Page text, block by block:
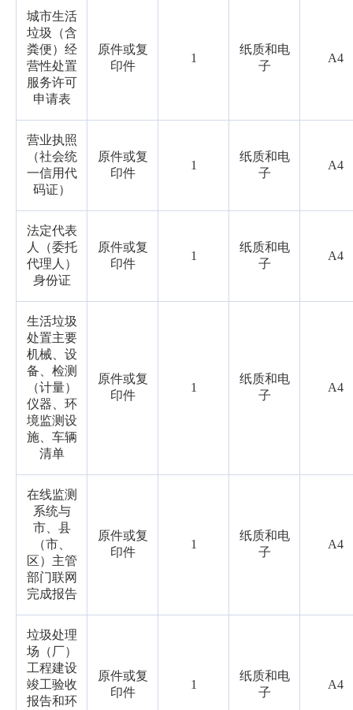
城市生活
垃圾（含
粪便）经
营性处置
服务许可
申请表
原件或复
印件
1
纸质和电
子
A4
营业执照
（社会统
一信用代
码证）
原件或复
印件
1
纸质和电
子
A4
法定代表
人（委托
代理人）
身份证
原件或复
印件
1
纸质和电
子
A4
生活垃圾
处置主要
机械、设
备、检测
（计量）
仪器、环
境监测设
施、车辆
清单
原件或复
印件
1
纸质和电
子
A4
在线监测
系统与
市、县
（市、
区）主管
部门联网
完成报告
原件或复
印件
1
纸质和电
子
A4
垃圾处理
场（厂）
工程建设
竣工验收
报告和环
原件或复
印件
1
纸质和电
子
A4